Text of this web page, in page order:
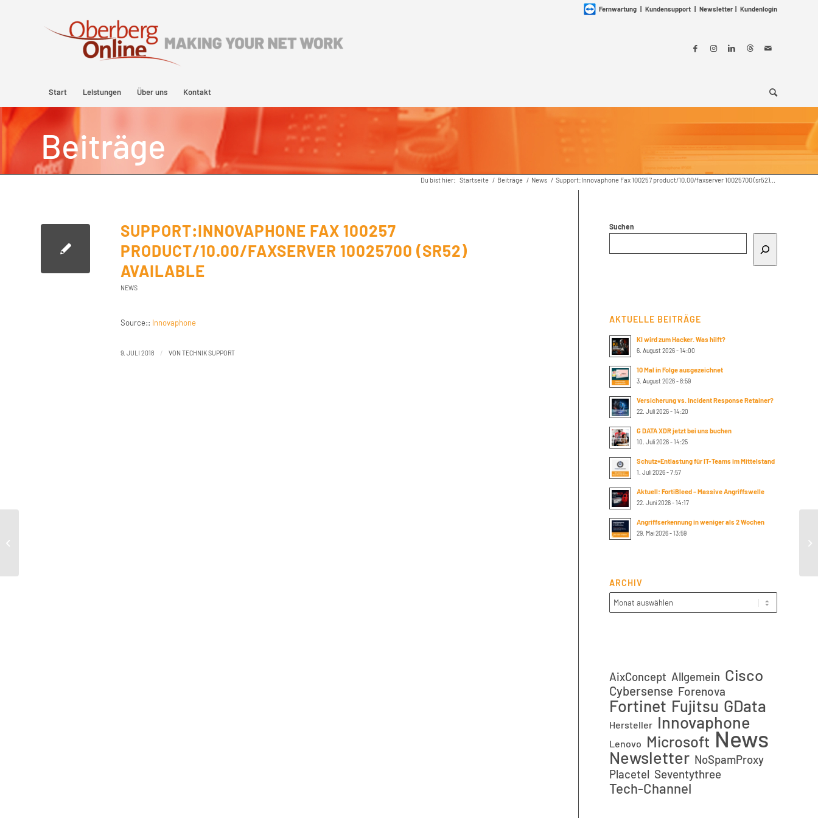
Fernwartung | Kundensupport | Newsletter | Kundenlogin
Start Leistungen Über uns Kontakt
Beiträge
Du bist hier: Startseite / Beiträge / News / Support:Innovaphone Fax 100257 product/10.00/faxserver 10025700 (sr52)...
SUPPORT:INNOVAPHONE FAX 100257
PRODUCT/10.00/FAXSERVER 10025700 (SR52)
AVAILABLE
NEWS
Source:: Innovaphone
9. JULI 2018 / VON TECHNIK SUPPORT
Suchen
AKTUELLE BEITRÄGE
KI wird zum Hacker. Was hilft?
6. August 2026 - 14:00
10 Mal in Folge ausgezeichnet
3. August 2026 - 8:59
Versicherung vs. Incident Response Retainer?
22. Juli 2026 - 14:20
G DATA XDR jetzt bei uns buchen
10. Juli 2026 - 14:25
Schutz+Entlastung für IT-Teams im Mittelstand
1. Juli 2026 - 7:57
Aktuell: FortiBleed – Massive Angriffswelle
22. Juni 2026 - 14:17
Angriffserkennung in weniger als 2 Wochen
29. Mai 2026 - 13:59
ARCHIV
AixConcept Allgemein Cisco
Cybersense Forenova
Fortinet Fujitsu GData
Hersteller Innovaphone
Lenovo Microsoft News
Newsletter NoSpamProxy
Placetel Seventythree
Tech-Channel